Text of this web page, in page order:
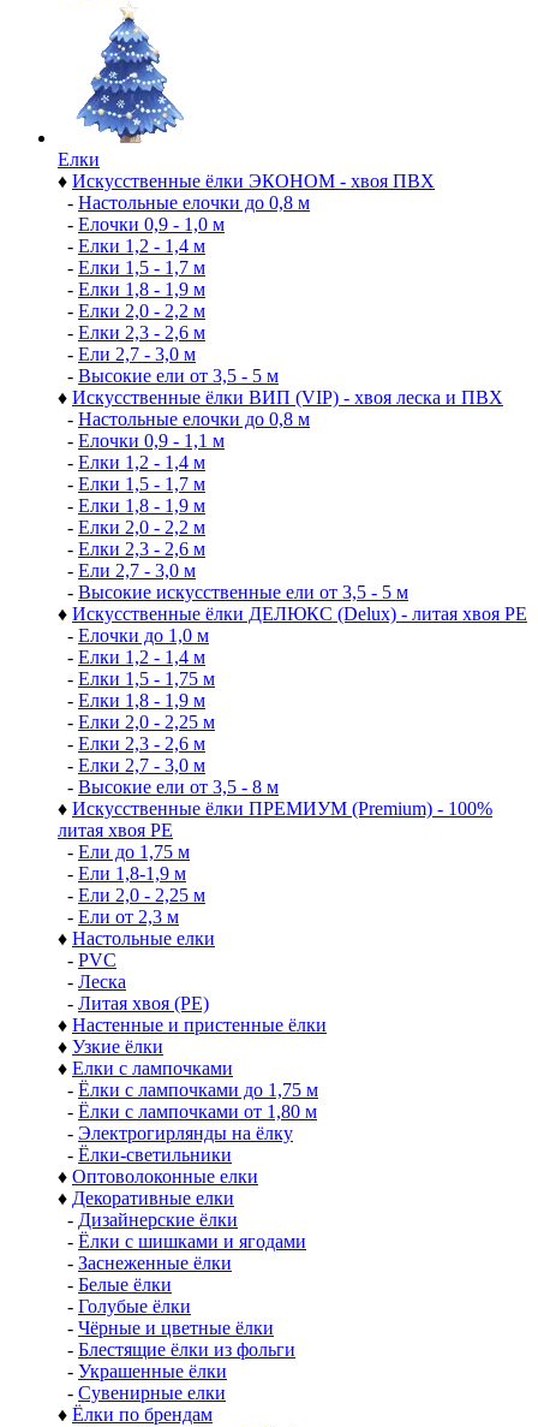
Елки
♦ Искусственные ёлки ЭКОНОМ - хвоя ПВХ
- Настольные елочки до 0,8 м
- Елочки 0,9 - 1,0 м
- Елки 1,2 - 1,4 м
- Елки 1,5 - 1,7 м
- Елки 1,8 - 1,9 м
- Елки 2,0 - 2,2 м
- Елки 2,3 - 2,6 м
- Ели 2,7 - 3,0 м
- Высокие ели от 3,5 - 5 м
♦ Искусственные ёлки ВИП (VIP) - хвоя леска и ПВХ
- Настольные елочки до 0,8 м
- Елочки 0,9 - 1,1 м
- Елки 1,2 - 1,4 м
- Елки 1,5 - 1,7 м
- Елки 1,8 - 1,9 м
- Елки 2,0 - 2,2 м
- Елки 2,3 - 2,6 м
- Ели 2,7 - 3,0 м
- Высокие искусственные ели от 3,5 - 5 м
♦ Искусственные ёлки ДЕЛЮКС (Delux) - литая хвоя РЕ
- Елочки до 1,0 м
- Елки 1,2 - 1,4 м
- Елки 1,5 - 1,75 м
- Елки 1,8 - 1,9 м
- Елки 2,0 - 2,25 м
- Елки 2,3 - 2,6 м
- Елки 2,7 - 3,0 м
- Высокие ели от 3,5 - 8 м
♦ Искусственные ёлки ПРЕМИУМ (Premium) - 100%
литая хвоя РЕ
- Ели до 1,75 м
- Ели 1,8-1,9 м
- Ели 2,0 - 2,25 м
- Ели от 2,3 м
♦ Настольные елки
- PVC
- Леска
- Литая хвоя (РЕ)
♦ Настенные и пристенные ёлки
♦ Узкие ёлки
♦ Елки с лампочками
- Ёлки с лампочками до 1,75 м
- Ёлки с лампочками от 1,80 м
- Электрогирлянды на ёлку
- Ёлки-светильники
♦ Оптоволоконные елки
♦ Декоративные елки
- Дизайнерские ёлки
- Ёлки с шишками и ягодами
- Заснеженные ёлки
- Белые ёлки
- Голубые ёлки
- Чёрные и цветные ёлки
- Блестящие ёлки из фольги
- Украшенные ёлки
- Сувенирные елки
♦ Ёлки по брендам